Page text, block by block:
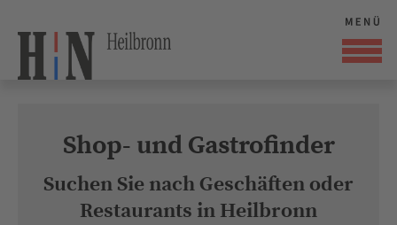
Shop- und Gastrofinder
Suchen Sie nach Geschäften oder
Restaurants in Heilbronn